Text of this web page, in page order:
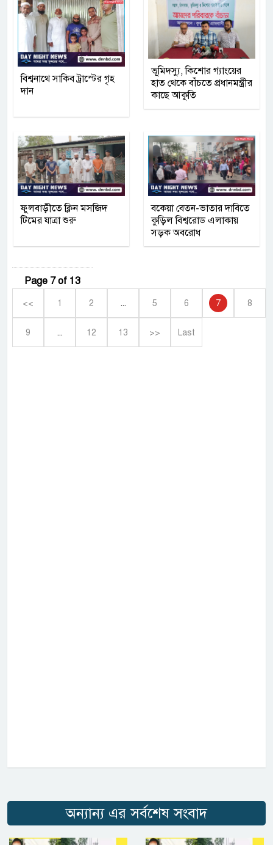
বিশ্বনাথে সাকিব ট্রাস্টের গৃহ
দান
ভূমিদস্যু, কিশোর গ্যাংয়ের
হাত থেকে বাঁচতে প্রধানমন্ত্রীর
কাছে আকুতি
ফুলবাড়ীতে ক্লিন মসজিদ
টিমের যাত্রা শুরু
বকেয়া বেতন-ভাতার দাবিতে
কুড়িল বিশ্বরোড এলাকায়
সড়ক অবরোধ
Page 7 of 13
<< 1 2 ... 5 6 7 8
9 ... 12 13 >> Last
অন্যান্য এর সর্বশেষ সংবাদ